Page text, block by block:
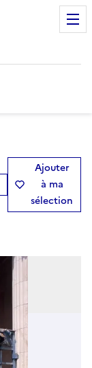
Ajouter
à ma
sélection